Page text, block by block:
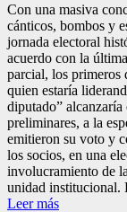
Con una masiva
cánticos, bombos y
jornada electoral
acuerdo con la
parcial, los primeros
quien estaría
diputado”
preliminares, a la
emitieron su voto y
los socios, en una
involucramiento de
unidad institucional.
Leer más